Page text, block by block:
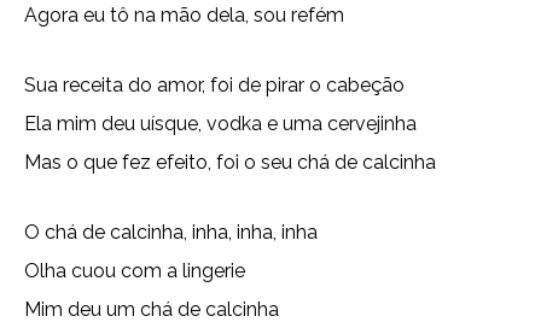
Agora eu tô na mão dela, sou refém
Sua receita do amor, foi de pirar o cabeção
Ela mim deu uísque, vodka e uma cervejinha
Mas o que fez efeito, foi o seu chá de calcinha
O chá de calcinha, inha, inha, inha
Olha cuou com a lingerie
Mim deu um chá de calcinha